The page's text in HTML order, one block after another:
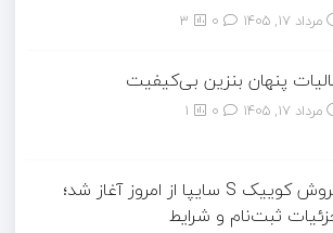
مرداد ۱۷, ۱۴۰۵ 3
پنهان بنزین بی‌کیفیت
مرداد ۱۷, ۱۴۰۵ 1
فروش کوییک S سایپا از امروز آغاز شد؛
ثبت‌نام و شرایط